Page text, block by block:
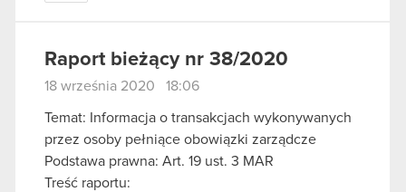
Raport bieżący nr 38/2020
18 września 2020 18:06
Temat: Informacja o transakcjach wykonywanych
przez osoby pełniące obowiązki zarządcze
Podstawa prawna: Art. 19 ust. 3 MAR
Treść raportu: